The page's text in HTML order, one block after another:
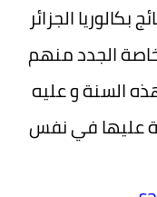
بكالوريا الجزائر
خاصة الجدد منهم
السنة و عليه
عليها في نفس